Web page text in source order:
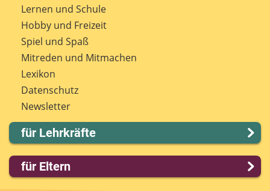
Kontakt
Impressum
Internet-ABC Sitemap
Barrierefreiheit
Länderprojekte
Lernen und Schule
Hobby und Freizeit
Spiel und Spaß
Mitreden und Mitmachen
Lexikon
Datenschutz
Newsletter
für Lehrkräfte
Lernmodule
Unterrichts­materialien
für Eltern